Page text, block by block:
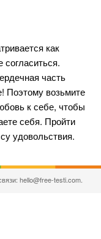
как
часть
Поэтому возьмите
к себе, чтобы
себя. Пройти
удовольствия.
hello@free-testi.com.